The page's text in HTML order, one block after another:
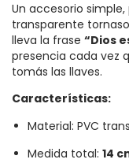
Un accesorio
transparente
lleva la frase “Dios
presencia cada vez
tomás las llaves.
Características:
Material: PVC
Medida total: 14